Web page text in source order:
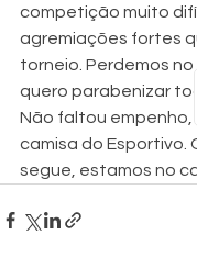
competição muito
agremiações fortes
torneio. Perdemos
quero parabenizar
Não faltou empenho,
camisa do Esportivo.
segue, estamos no